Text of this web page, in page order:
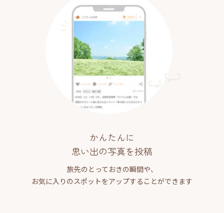
かんたんに
思い出の写真を投稿
旅先のとっておきの瞬間や、
お気に入りのスポットをアップすることができます